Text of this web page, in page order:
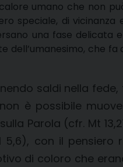
umano che non
speciale, di
una fase delicata
che
saldi nella
è possibile
Parola (cfr. Mt
con il
di coloro che